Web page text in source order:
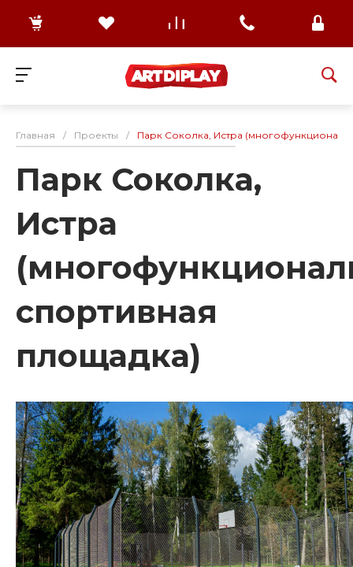
Главная / Проекты / Парк Соколка, Истра
Парк Соколка,
Истра
спортивная
площадка)